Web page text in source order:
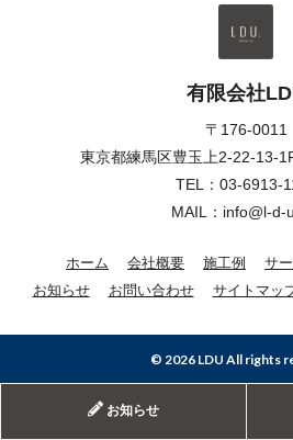
有限会社
〒176-0011
東京都練馬区豊玉上2-22-13-
TEL： 03-6913-
MAIL：info@l-d-
ホーム 会社概要 施工例 サ
お知らせ
お問い合わせ サイトマッ
© 2026 LDU All rights
お知らせ